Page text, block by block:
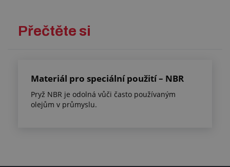
Přečtěte si
Materiál pro speciální použití – NBR
Pryž NBR je odolná vůči často používaným
olejům v průmyslu.